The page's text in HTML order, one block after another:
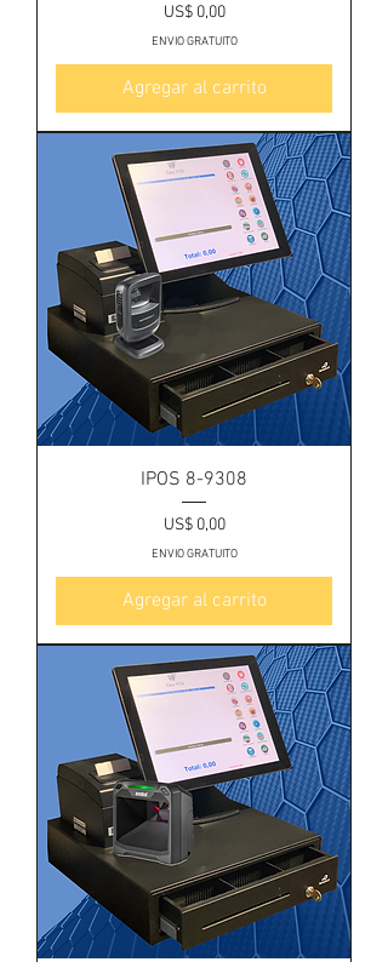
Precio
US$ 0,00
ENVIO GRATUITO
Agregar al carrito
IPOS 8-9308
Precio
US$ 0,00
ENVIO GRATUITO
Agregar al carrito